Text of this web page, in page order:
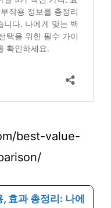
best-value-
효과 총정리: 나에